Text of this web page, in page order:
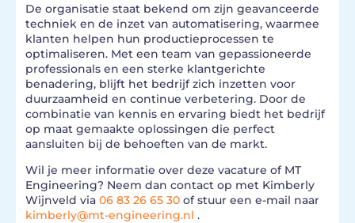
De organisatie staat bekend om zijn geavanceerde
techniek en de inzet van automatisering, waarmee
klanten helpen hun productieprocessen te
optimaliseren. Met een team van gepassioneerde
professionals en een sterke klantgerichte
benadering, blijft het bedrijf zich inzetten voor
duurzaamheid en continue verbetering. Door de
combinatie van kennis en ervaring biedt het bedrijf
op maat gemaakte oplossingen die perfect
aansluiten bij de behoeften van de markt.
Wil je meer informatie over deze vacature of MT
Engineering? Neem dan contact op met Kimberly
Wijnveld via 06 83 26 65 30 of stuur een e-mail naar
kimberly@mt-engineering.nl .